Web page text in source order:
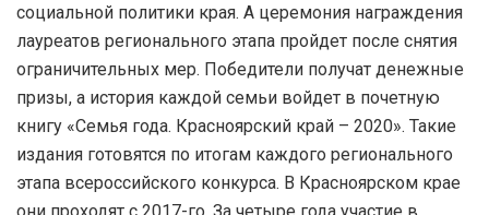
социальной политики края. А церемония награждения
лауреатов регионального этапа пройдет после снятия
ограничительных мер. Победители получат денежные
призы, а история каждой семьи войдет в почетную
книгу «Семья года. Красноярский край – 2020». Такие
издания готовятся по итогам каждого регионального
этапа всероссийского конкурса. В Красноярском крае
они проходят с 2017-го. За четыре года участие в